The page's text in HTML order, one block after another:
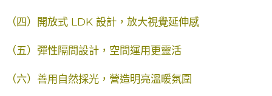
（四）開放式 LDK 設計，放大視覺延伸感
（五）彈性隔間設計，空間運用更靈活
（六）善用自然採光，營造明亮溫暖氛圍